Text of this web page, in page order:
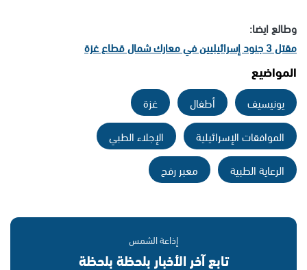
وطالع ايضا:
مقتل 3 جنود إسرائيليين في معارك شمال قطاع غزة
المواضيع
يونيسيف أطفال
غزة
الموافقات الإسرائيلية
الإجلاء الطبي
الرعاية الطبية
معبر رفح
إذاعة الشمس
تابع آخر الأخبار بلحظة بلحظة